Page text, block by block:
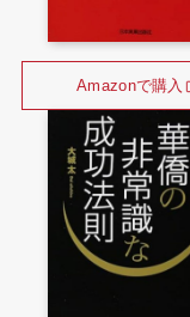
Amazonで購入